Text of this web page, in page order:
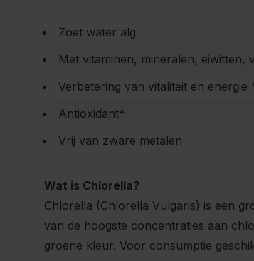
Zoet water alg
Met vitaminen, mineralen,
Verbetering van vitaliteit en energie
Antioxidant*
Vrij van zware metalen
Wat is Chlorella?
Chlorella (Chlorella Vulgaris) is een
van de hoogste concentraties aan
groene kleur. Voor consumptie